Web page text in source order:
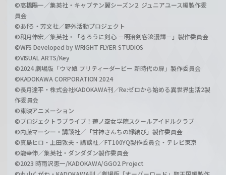
©高橋陽一／集英社・キャプテン翼シーズン２ ジュニアユース編製作委
員会
©あfろ・芳文社／野外活動プロジェクト
©和月伸宏／集英社・「るろうに剣心 －明治剣客浪漫譚－」製作委員会
©WFS Developed by WRIGHT FLYER STUDIOS
©VISUAL ARTS/Key
©2024 劇場版「ウマ娘 プリティーダービー 新時代の扉」製作委員会
©KADOKAWA CORPORATION 2024
©長月達平・株式会社KADOKAWA刊／Re:ゼロから始める異世界生活2製
作委員会
©東映アニメーション
©プロジェクトラブライブ！蓮ノ空女学院スクールアイドルクラブ
©内藤マーシー・講談社／「甘神さんちの縁結び」製作委員会
©真島ヒロ・上田敦夫・講談社／FT100YQ製作委員会・テレビ東京
©龍幸伸／集英社・ダンダダン製作委員会
©2023 時雨沢恵一/KADOKAWA/GGO2 Project